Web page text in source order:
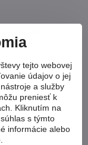
tejto webovej
údajov o jej
a služby
preniesť k
Kliknutím na
s týmto
informácie alebo